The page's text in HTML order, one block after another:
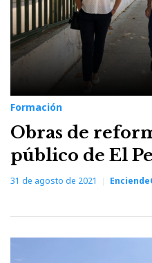
Formación
Obras de
público de El
31 de agosto de 2021